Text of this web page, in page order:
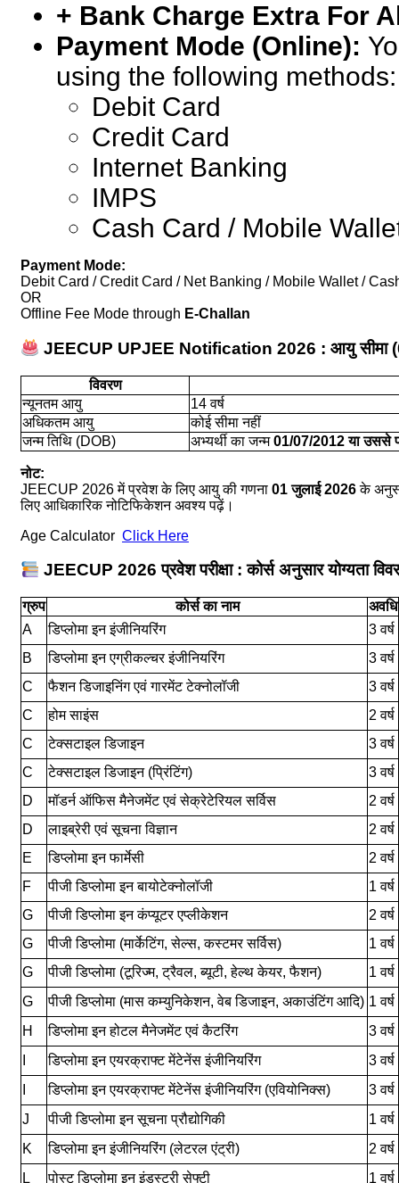
+ Bank Charge Extra For
Payment Mode (Online):
using the following methods:
Debit Card
Credit Card
Internet Banking
IMPS
Cash Card / Mobile
Payment Mode:
Debit Card / Credit Card / Net Banking / Mobile Wallet /
OR
Offline Fee Mode through E-Challan
JEECUP UPJEE Notification 2026 : आयु सीमा
विवरण
न्यूनतम आयु
14 वर्ष
अधिकतम आयु
कोई सीमा नहीं
जन्म तिथि (DOB)
अभ्यर्थी का जन्म01/07/2012 या उससे
नोट:
JEECUP 2026 में प्रवेश के लिए आयु की गणना 01 जुलाई 2026के
लिए आधिकारिक नोटिफिकेशन अवश्य पढ़ें।
Age Calculator Click Here
JEECUP 2026 प्रवेश परीक्षा : कोर्स अनुसार योग्यता
ग्रुप कोर्स का नाम
अवधि
A
डिप्लोमा इन इंजीनियरिंग
3 वर्ष
B
डिप्लोमा इन एग्रीकल्चर इंजीनियरिंग
3 वर्ष
C
फैशन डिजाइनिंग एवं गारमेंट टेक्नोलॉजी
3 वर्ष
C
होम साइंस
2 वर्ष
C
टेक्सटाइल डिजाइन
3 वर्ष
C
टेक्सटाइल डिजाइन (प्रिंटिंग)
3 वर्ष
D
मॉडर्न ऑफिस मैनेजमेंट एवं सेक्रेटेरियल सर्विस
2 वर्ष
D
लाइब्रेरी एवं सूचना विज्ञान
2 वर्ष
E
डिप्लोमा इन फार्मेसी
2 वर्ष
F
पीजी डिप्लोमा इन बायोटेक्नोलॉजी
1 वर्ष
G
पीजी डिप्लोमा इन कंप्यूटर एप्लीकेशन
2 वर्ष
G
पीजी डिप्लोमा (मार्केटिंग, सेल्स, कस्टमर सर्विस)
1 वर्ष
G
पीजी डिप्लोमा (टूरिज्म, ट्रैवल, ब्यूटी, हेल्थ केयर, फैशन)
1 वर्ष
G
पीजी डिप्लोमा (मास कम्युनिकेशन, वेब डिजाइन, अकाउंटिंग आदि) 1 वर्ष
H
डिप्लोमा इन होटल मैनेजमेंट एवं कैटरिंग
3 वर्ष
डिप्लोमा इन एयरक्राफ्ट मेंटेनेंस इंजीनियरिंग
3 वर्ष
डिप्लोमा इन एयरक्राफ्ट मेंटेनेंस इंजीनियरिंग (एवियोनिक्स)
3 वर्ष
J
पीजी डिप्लोमा इन सूचना प्रौद्योगिकी
1 वर्ष
K
डिप्लोमा इन इंजीनियरिंग (लेटरल एंट्री)
2 वर्ष
L
पोस्ट डिप्लोमा इन इंडस्ट्री सेफ्टी 1 वर्ष